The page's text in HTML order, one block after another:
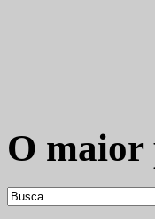
O maior